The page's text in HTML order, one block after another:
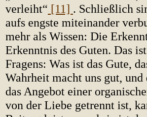
verleiht“ [11] . Schließlich
aufs engste miteinander
mehr als Wissen: Die
Erkenntnis des Guten. Das
Fragens: Was ist das Gute,
Wahrheit macht uns gut, und
das Angebot einer
von der Liebe getrennt ist,